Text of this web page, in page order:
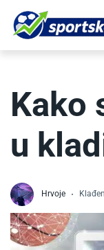
Kako
u
Hrvoje